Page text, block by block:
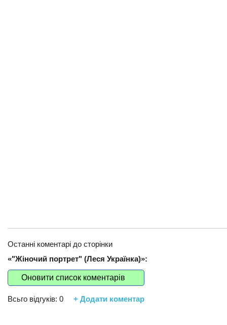
Останні коментарі до сторінки
«"Жіночий портрет" (Леся Українка)»:
Оновити список коментарів
Всьго відгуків: 0 + Додати коментар